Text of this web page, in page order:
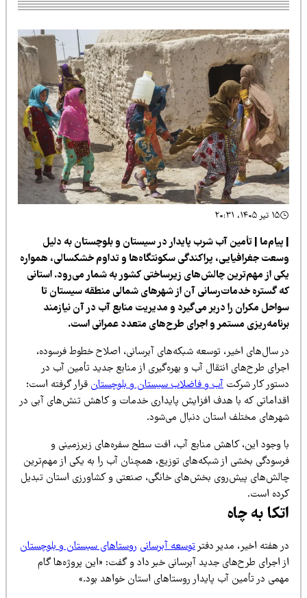
| تأمین آب شرب پایدار در سیستان و بلوچستان به دلیل
جغرافیایی، پراکندگی سکونتگاه‌ها و تداوم خشکسالی، همواره
از مهم‌ترین چالش‌های زیرساختی کشور به شمار می‌رود. استانی
گستره خدمات‌رسانی آن از شهرهای شمالی منطقه سیستان تا
مکران را دربر می‌گیرد و مدیریت منابع آب در آن نیازمند
مستمر و اجرای طرح‌های متعدد عمرانی است.
سال‌های اخیر، توسعه شبکه‌های آبرسانی، اصلاح خطوط فرسوده،
طرح‌های انتقال آب و بهره‌گیری از منابع جدید تأمین آب در
کار شرکتآب و فاضلاب سیستان و بلوچستانقرار گرفته است؛
که با هدف افزایش پایداری خدمات و کاهش تنش‌های آبی در
مختلف استان دنبال می‌شود.
وجود این، کاهش منابع آب، افت سطح سفره‌های زیرزمینی و
بخشی از شبکه‌های توزیع، همچنان آب را به یکی از مهم‌ترین
پیش‌روی بخش‌های خانگی، صنعتی و کشاورزی استان تبدیل
است.
به چاه
هفته اخیر، مدیر دفترتوسعه آبرسانیروستاهای سیستان و بلوچستان
اجرای طرح‌های جدید آبرسانی خبر داد و گفت: «این پروژه‌ها گام
در تأمین آب پایدار روستاهای استان خواهد بود.»